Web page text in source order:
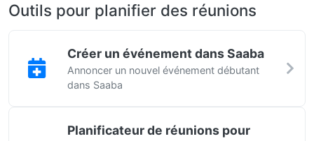
Outils pour planifier des réunions
Créer un événement dans Saaba
Annoncer un nouvel événement débutant
dans Saaba
Planificateur de réunions pour